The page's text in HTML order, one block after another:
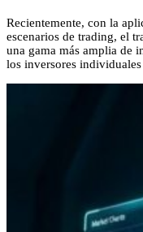
Recientemente, con la
escenarios de trading, el
una gama más amplia de
los inversores